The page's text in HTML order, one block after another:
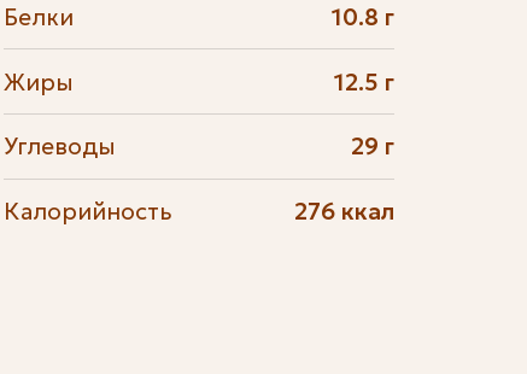
Белки 10.8 г
Жиры 12.5 г
Углеводы 29 г
Калорийность 276 ккал